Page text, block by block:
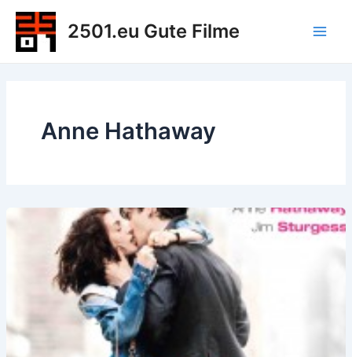
Zum
Inhalt
springen
2501.eu Gute Filme
Anne Hathaway